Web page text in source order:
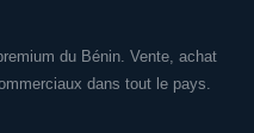
du Bénin. Vente, achat
dans tout le pays.